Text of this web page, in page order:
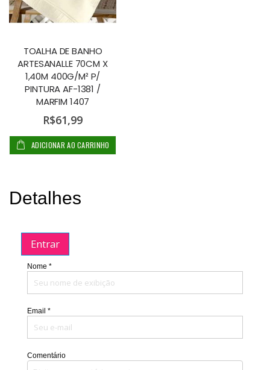
TOALHA DE BANHO
ARTESANALLE 70CM X
1,40M 400G/M² P/
PINTURA AF-1381 /
MARFIM 1407
R$61,99
ADICIONAR AO CARRINHO
Detalhes
Entrar
Nome *
Email *
Comentário